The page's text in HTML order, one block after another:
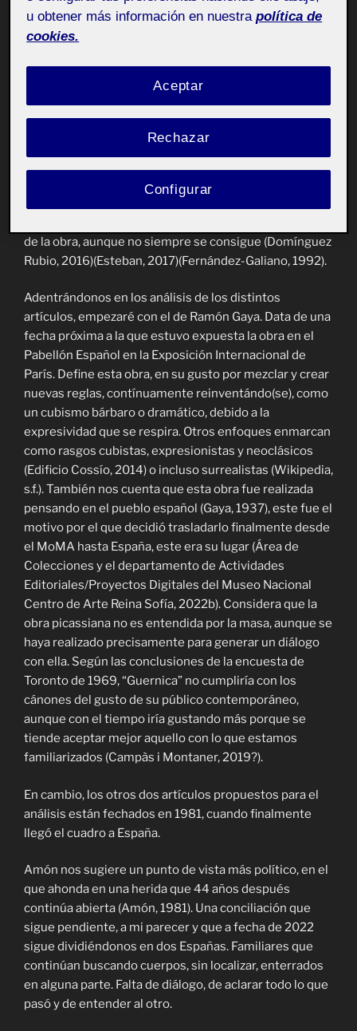
Orleans, Casón del Buen Retiro y finalmente el
MNCARS.
Aquí nos surge la pregunta de en cualquier caso si
nuestra opinión hubiera cambiado observándola en
cada uno de los emplazamientos, ya que cada ubicación
instalaciones distintas y provocaría sensaciones
restaurada con diversos tratamientos . El proceso de
de la obra, aunque no siempre se consigue (Domínguez
Rubio, 2016)(Esteban, 2017)(Fernández-Galiano, 1992).
Adentrándonos en los análisis de los distintos
artículos, empezaré con el de Ramón Gaya. Data de una
fecha próxima a la que estuvo expuesta la obra en el
Pabellón Español en la Exposición Internacional de
París. Define esta obra, en su gusto por mezclar y crear
nuevas reglas, contínuamente reinventándo(se), como
un cubismo bárbaro o dramático, debido a la
expresividad que se respira. Otros enfoques enmarcan
como rasgos cubistas, expresionistas y neoclásicos
(Edificio Cossío, 2014) o incluso surrealistas (Wikipedia,
s.f.). También nos cuenta que esta obra fue realizada
pensando en el pueblo español (Gaya, 1937), este fue el
motivo por el que decidió trasladarlo finalmente desde
el MoMA hasta España, este era su lugar (Área de
Colecciones y el departamento de Actividades
Editoriales/Proyectos Digitales del Museo Nacional
Centro de Arte Reina Sofía, 2022b). Considera que la
obra picassiana no es entendida por la masa, aunque se
haya realizado precisamente para generar un diálogo
con ella. Según las conclusiones de la encuesta de
Toronto de 1969, “Guernica” no cumpliría con los
cánones del gusto de su público contemporáneo,
aunque con el tiempo iría gustando más porque se
tiende aceptar mejor aquello con lo que estamos
familiarizados (Campàs i Montaner, 2019?).
En cambio, los otros dos artículos propuestos para el
análisis están fechados en 1981, cuando finalmente
llegó el cuadro a España.
Amón nos sugiere un punto de vista más político, en el
que ahonda en una herida que 44 años después
continúa abierta (Amón, 1981). Una conciliación que
sigue pendiente, a mi parecer y que a fecha de 2022
sigue dividiéndonos en dos Españas. Familiares que
continúan buscando cuerpos, sin localizar, enterrados
en alguna parte. Falta de diálogo, de aclarar todo lo que
pasó y de entender al otro.
u obtener más información en nuestra política de
cookies.
Rechazar
Aceptar
Configurar